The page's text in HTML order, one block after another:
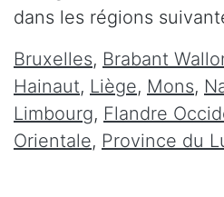
dans les régions
Bruxelles, Brabant
Hainaut, Liège, Mons,
Limbourg, Flandre
Orientale, Province du